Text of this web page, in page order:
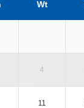
Wt
4
11